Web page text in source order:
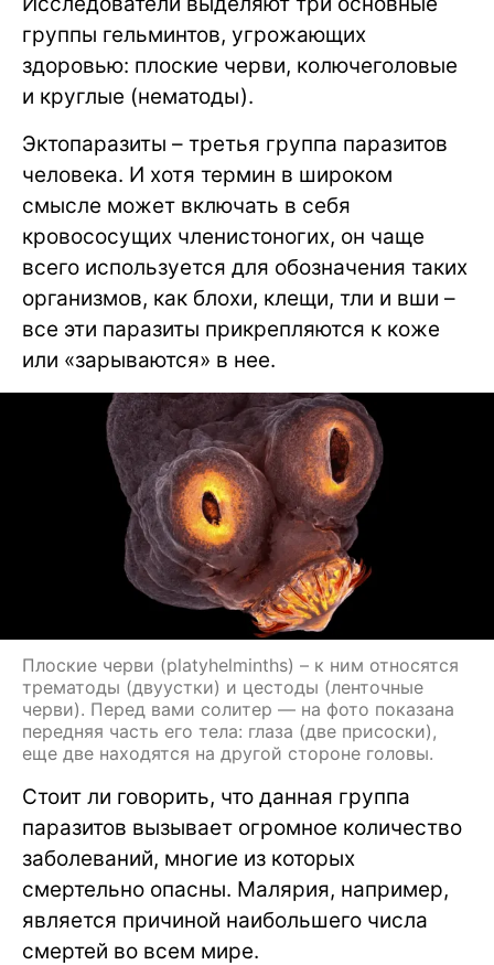
группы гельминтов, угрожающих
здоровью: плоские черви, колючеголовые
и круглые (нематоды).
Эктопаразиты – третья группа паразитов
человека. И хотя термин в широком
смысле может включать в себя
кровососущих членистоногих, он чаще
всего используется для обозначения таких
организмов, как блохи, клещи, тли и вши –
все эти паразиты прикрепляются к коже
или «зарываются» в нее.
Плоские черви (platyhelminths) – к ним относятся
трематоды (двуустки) и цестоды (ленточные
черви). Перед вами солитер — на фото показана
передняя часть его тела: глаза (две присоски),
еще две находятся на другой стороне головы.
Стоит ли говорить, что данная группа
паразитов вызывает огромное количество
заболеваний, многие из которых
смертельно опасны. Малярия, например,
является причиной наибольшего числа
смертей во всем мире.